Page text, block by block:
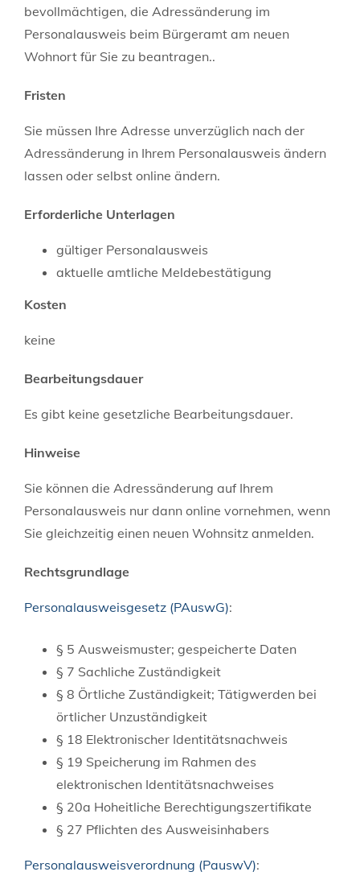
bevollmächtigen, die Adressänderung im
Personalausweis beim Bürgeramt am neuen
Wohnort für Sie zu beantragen..
Fristen
Sie müssen Ihre Adresse unverzüglich nach der
Adressänderung in Ihrem Personalausweis ändern
lassen oder selbst online ändern.
Erforderliche Unterlagen
gültiger Personalausweis
aktuelle amtliche Meldebestätigung
Kosten
keine
Bearbeitungsdauer
Es gibt keine gesetzliche Bearbeitungsdauer.
Hinweise
Sie können die Adressänderung auf Ihrem
Personalausweis nur dann online vornehmen, wenn
Sie gleichzeitig einen neuen Wohnsitz anmelden.
Rechtsgrundlage
Personalausweisgesetz (PAuswG):
§ 5 Ausweismuster; gespeicherte Daten
§ 7 Sachliche Zuständigkeit
§ 8 Örtliche Zuständigkeit; Tätigwerden bei
örtlicher Unzuständigkeit
§ 18 Elektronischer Identitätsnachweis
§ 19 Speicherung im Rahmen des
elektronischen Identitätsnachweises
§ 20a Hoheitliche Berechtigungszertifikate
§ 27 Pflichten des Ausweisinhabers
Personalausweisverordnung (PauswV):